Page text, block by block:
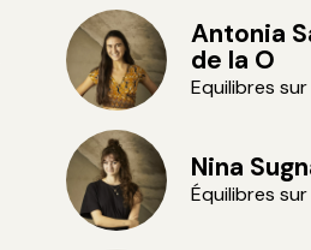
Antonia
de la O
Equilibres sur
Nina
Équilibres